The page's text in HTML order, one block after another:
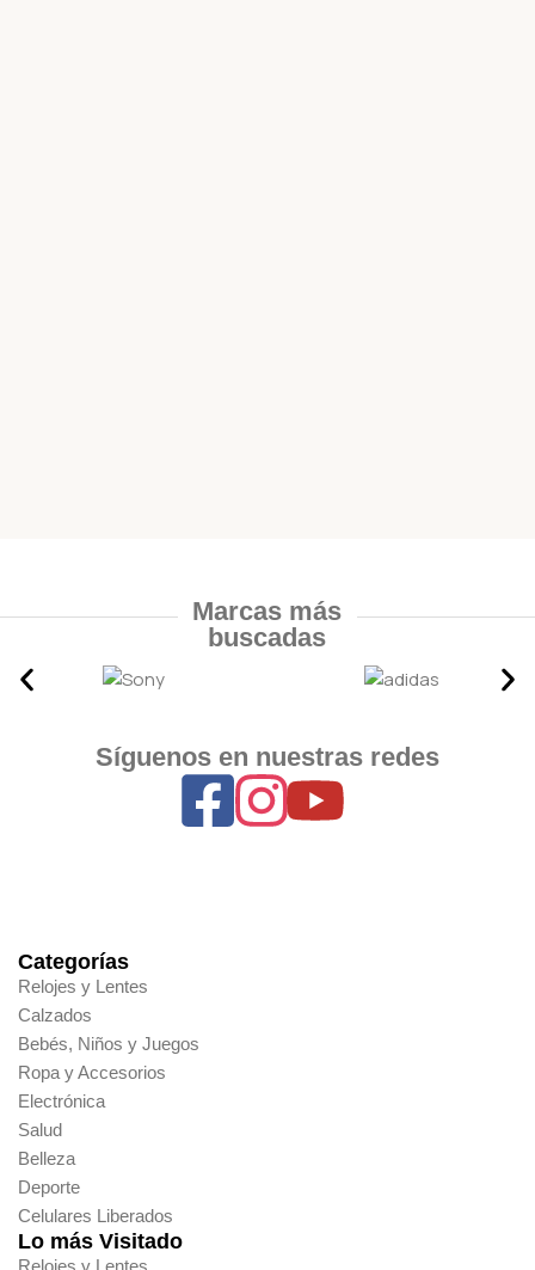
Marcas más
buscadas
Síguenos en nuestras redes
Categorías
Relojes y Lentes
Calzados
Bebés, Niños y Juegos
Ropa y Accesorios
Electrónica
Salud
Belleza
Deporte
Celulares Liberados
Lo más Visitado
Relojes y Lentes